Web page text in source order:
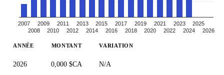
2007
2008
2009
2010
2011
2012
2013
2014
2015
2016
2017
2018
2019
2020
2021
2022
2023
2024
2025
2026
ANNÉE MONTANT VARIATION
2026 0,000 $CA N/A